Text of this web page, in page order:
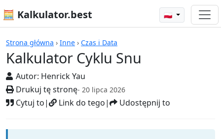
🧮 Kalkulator.best 🇵🇱
Strona główna › Inne › Czas i Data
Kalkulator Cyklu Snu
Autor: Henrick Yau
Drukuj tę stronę- 20 lipca 2026
Cytuj to| Link do tego| Udostępnij to
Kalkulatory